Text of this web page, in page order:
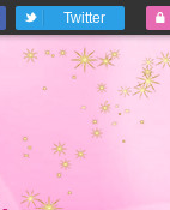
Twitter